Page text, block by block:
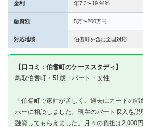
金利 年7.3〜19.94%
融資額 5万〜200万円
対応地域 伯耆町を含む全国対応
【口コミ：伯耆町のケーススタディ】
鳥取伯耆町・51歳・パート・女性
「伯耆町で家計が苦しく、過去にカードの
ホーに相談しました。現在のパート収入を説
融資してもらえました。月々の負担は2,000